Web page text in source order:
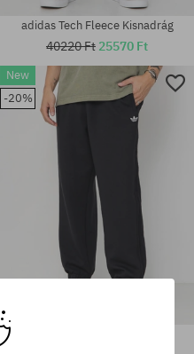
Elérhető méretek:
adidas Tech Fleece Kisnadrág
40220 Ft 25570 Ft
New
-20%